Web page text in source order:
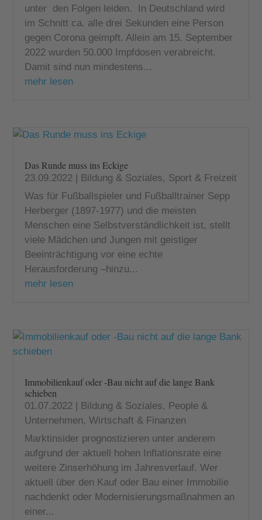
unter den Folgen leiden. In Deutschland wird
im Schnitt ca. alle drei Sekunden eine Person
gegen Corona geimpft. Allein am 15. September
2022 wurden 50.000 Impfdosen verabreicht.
Damit sind nun mindestens...
mehr lesen
Das Runde muss ins Eckige
23.09.2022 | Bildung & Soziales, Sport & Freizeit
Was für Fußballspieler und Fußballtrainer Sepp
Herberger (1897-1977) und die meisten
Menschen eine Selbstverständlichkeit ist, stellt
viele Mädchen und Jungen mit geistiger
Beeinträchtigung vor eine echte
Herausforderung –hinzu...
mehr lesen
Immobilienkauf oder -Bau nicht auf die lange Bank
schieben
01.07.2022 Bildung & Soziales, People &
Unternehmen,Wirtschaft & Finanzen
Marktinsider prognostizieren unter anderem
aufgrund der aktuell hohen Inflationsrate eine
weitere Zinserhöhung im Jahresverlauf. Wer
aktuell über den Kauf oder Bau einer Immobilie
nachdenkt oder Modernisierungsmaßnahmen an
einer...